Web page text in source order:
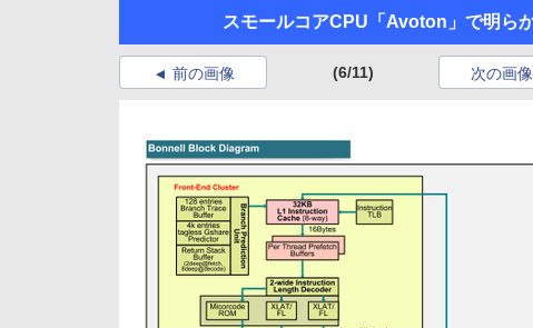
スモールコアCPU「Avoton」で明ら
前の画像 (6/11) 次の画像